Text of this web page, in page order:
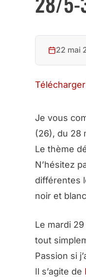
22 mai
Je vous
(26), du 28
Le thème
N’hésitez
différentes
noir et
Le mardi
tout
Passion si
Il s’agite de